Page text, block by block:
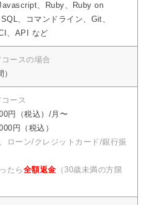
、Ruby、Ruby on
、コマンドライン、Git、
、API など
ースの場合
ース
円（税込）/月〜
円（税込）
ローン/クレジットカード/銀行振
たら 全額返金 （30歳未満の方限